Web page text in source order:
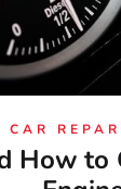
CAR
How to